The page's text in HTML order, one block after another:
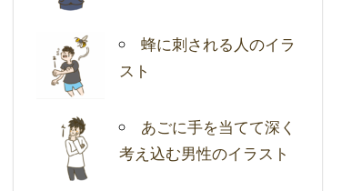
蜂に刺される人のイラ
スト
あごに手を当てて深く
考え込む男性のイラスト